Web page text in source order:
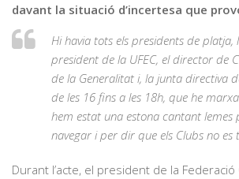
davant la situació d’incertesa que
Hi havia tots els presidents de platja,
president de la UFEC, el director de
de la Generalitat i, la junta directiva
de les 16 fins a les 18h, que he
hem estat una estona cantant lemes
navegar i per dir que els Clubs no es
Durant l’acte, el president de la Federació